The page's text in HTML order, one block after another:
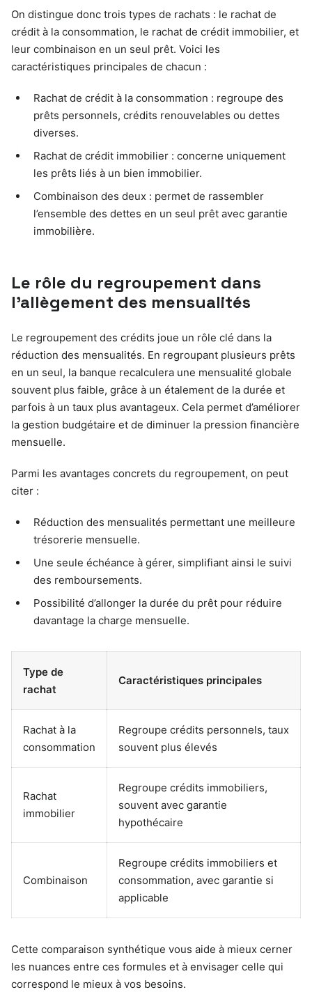
On distingue donc trois types de rachats : le rachat de
crédit à la consommation, le rachat de crédit immobilier, et
leur combinaison en un seul prêt. Voici les
caractéristiques principales de chacun :
Rachat de crédit à la consommation : regroupe des
prêts personnels, crédits renouvelables ou dettes
diverses.
Rachat de crédit immobilier : concerne uniquement
les prêts liés à un bien immobilier.
Combinaison des deux : permet de rassembler
l’ensemble des dettes en un seul prêt avec garantie
immobilière.
Le rôle du regroupement dans
l’allègement des mensualités
Le regroupement des crédits joue un rôle clé dans la
réduction des mensualités. En regroupant plusieurs prêts
en un seul, la banque recalculera une mensualité globale
souvent plus faible, grâce à un étalement de la durée et
parfois à un taux plus avantageux. Cela permet d’améliorer
la gestion budgétaire et de diminuer la pression financière
mensuelle.
Parmi les avantages concrets du regroupement, on peut
citer :
Réduction des mensualités permettant une meilleure
trésorerie mensuelle.
Une seule échéance à gérer, simplifiant ainsi le suivi
des remboursements.
Possibilité d’allonger la durée du prêt pour réduire
davantage la charge mensuelle.
Type de
rachat
Caractéristiques principales
Rachat à la
consommation
Regroupe crédits personnels, taux
souvent plus élevés
Rachat
immobilier
Regroupe crédits immobiliers,
souvent avec garantie
hypothécaire
Combinaison
Regroupe crédits immobiliers et
consommation, avec garantie si
applicable
Cette comparaison synthétique vous aide à mieux cerner
les nuances entre ces formules et à envisager celle qui
correspond le mieux à vos besoins.